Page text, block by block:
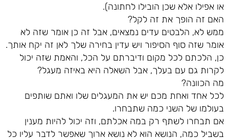
או אפילו אלא שכן הובילו לחתונה).
האם זה הופך את זה לקל?
ממש לא, הלבטים עדים נמצאים, אבל זה כן אומר שזה לא
אומר שזה סוף הסיפור ויש עדין בחירה שלך לאן זה יקח אותך.
כן, הלכתם לכל מקום ודיברתם על הכל, והאמת שזה יכול
לקרות גם עם בעלך, אבל השאלה היא באיזה מעגל?
מה הכוונה?
לכל אחד ואחת מכם יש את המעגלים שלו ואתם שותפים
בעולמו של השני כמה שתבחרו.
אם תבחרו לשתף רק במה אכלתם, וזה יכול להיות מענין
בשביל כמה, הנושא הוא לא נושא ארוך שאפשר לדבר עליו כל